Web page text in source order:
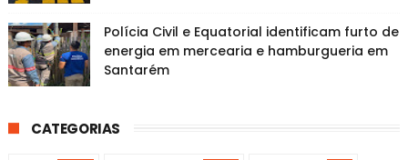
Polícia Civil e Equatorial identificam furto de
energia em mercearia e hamburgueria em
Santarém
CATEGORIAS